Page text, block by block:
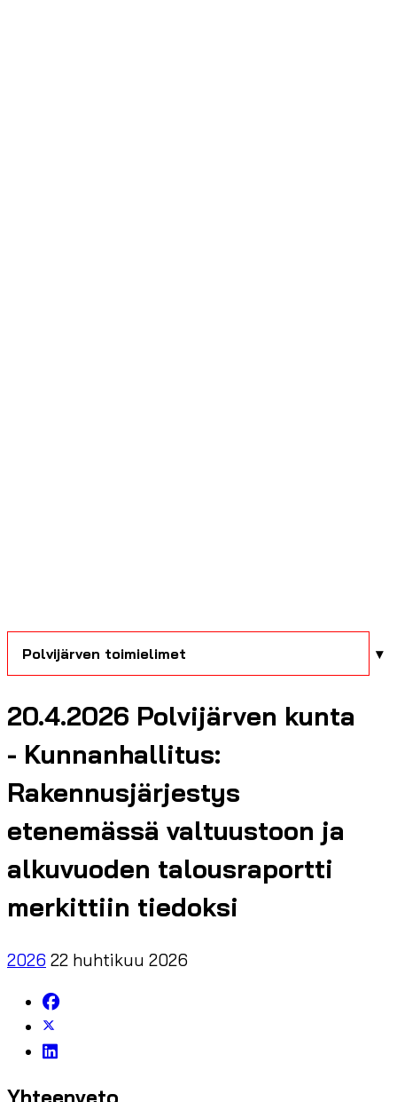
Polvijärven toimielimet
20.4.2026 Polvijärven kunta
- Kunnanhallitus:
Rakennusjärjestys
etenemässä valtuustoon ja
alkuvuoden talousraportti
merkittiin tiedoksi
2026 22 huhtikuu 2026